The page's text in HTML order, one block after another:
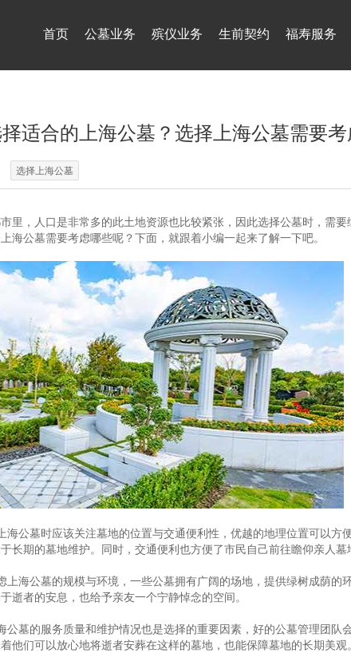
首页 公墓业务 殡仪业务 生前契约 福寿服务
适合的上海公墓？选择上海公墓需要考
选择上海公墓
里，人口是非常多的此土地资源也比较紧张，因此选择公墓时，需
海公墓需要考虑哪些呢？下面，就跟着小编一起来了解一下吧。
海公墓时应该关注墓地的位置与交通便利性，优越的地理位置可以方
长期的墓地维护。同时，交通便利也方便了市民自己前往瞻仰亲人墓
上海公墓的规模与环境，一些公墓拥有广阔的场地，提供绿树成荫的
逝者的安息，也给予亲友一个宁静悼念的空间。
公墓的服务质量和维护情况也是选择的重要因素，好的公墓管理团队
他们可以放心地将逝者安葬在这样的墓地，也能保障墓地的长期美观。